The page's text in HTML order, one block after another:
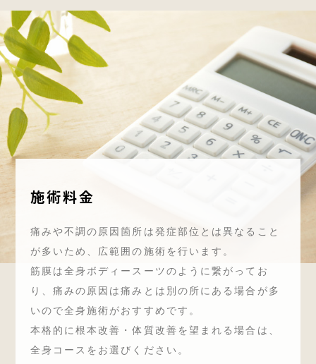
施術料金
痛みや不調の原因箇所は発症部位とは異なること
が多いため、広範囲の施術を行います。
筋膜は全身ボディースーツのように繋がってお
り、痛みの原因は痛みとは別の所にある場合が多
いので全身施術がおすすめです。
本格的に根本改善・体質改善を望まれる場合は、
全身コースをお選びください。